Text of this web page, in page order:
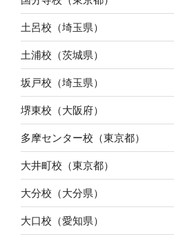
土呂校（埼玉県）
土浦校（茨城県）
坂戸校（埼玉県）
堺東校（大阪府）
多摩センター校（東京都）
大井町校（東京都）
大分校（大分県）
大口校（愛知県）